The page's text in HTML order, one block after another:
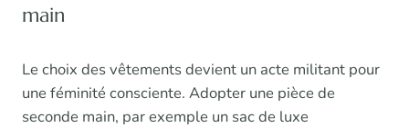
main
Le choix des vêtements devient un acte militant pour
une féminité consciente. Adopter une pièce de
seconde main, par exemple un sac de luxe